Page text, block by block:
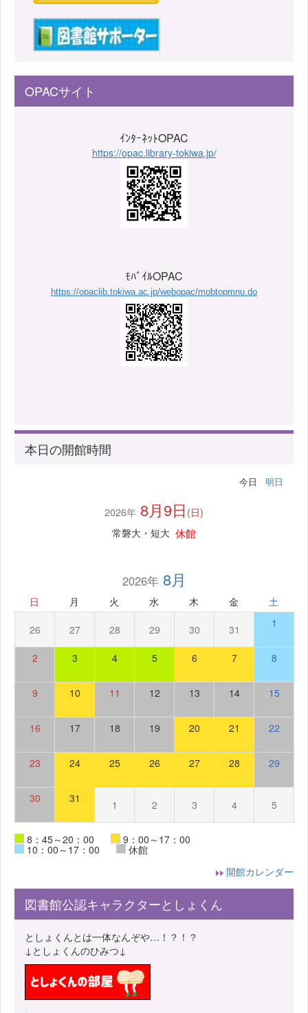
OPACサイト
ｲﾝﾀｰﾈｯﾄOPAC
https://opac.library-tokiwa.jp/
ﾓﾊﾞｲﾙOPAC
https://opaclib.tokiwa.ac.jp/webopac/mobtopmnu.do
本日の開館時間
今日 明日
2026年 8月9日 (日)
常磐大・短大 休館
2026年8月
日 月 火 水 木 金 土
26 27 28 29 30 31 1
2 3 4 5 6 7 8
9 10 11 12 13 14 15
16 17 18 19 20 21 22
23 24 25 26 27 28 29
30 31 1 2 3 4 5
8：45～20：00 9：00～17：00
10：00～17：00
休館
開館カレンダー
図書館公認キャラクターとしょくん
としょくんとは一体なんぞや…！？！？
↓としょくんのひみつ↓